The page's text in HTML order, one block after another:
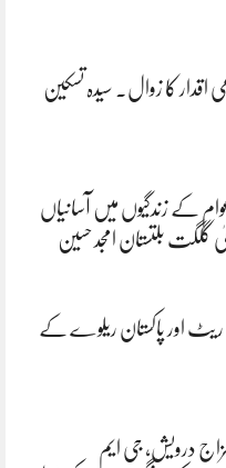
اقدار کا زوال. سیدہ تسکین
کے زندگیوں میں آسانیاں
گلگت بلتستان امجد حسین
اور پاکستان ریلوے کے
درویش، جی ایم